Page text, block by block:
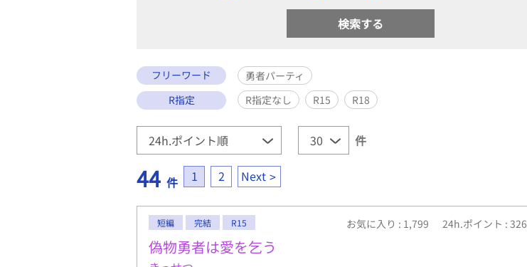
フリーワード
勇者パーティ
R指定
R指定なし R15 R18
件
44 件 1 2 Next
短編 完結 R15 お気に入り : 1,799 24h.ポイント : 326
偽物勇者は愛を乞う